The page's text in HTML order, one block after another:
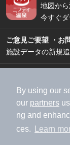
By using our
our partners
ng and
ces.
Learn
地図か
今すぐダ
ご意見ご要望 ・お
施設データの新規
加盟店
利用規
特定商取
運